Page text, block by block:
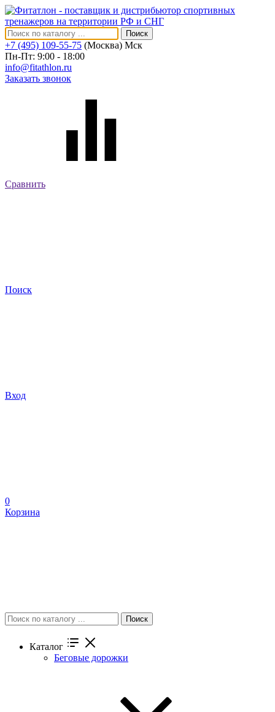
Поиск
+7 (495) 109-55-75 (Москва) Мск
Пн-Пт: 9:00 - 18:00
info@fitathlon.ru
Заказать звонок
Сравнить
Поиск
Вход
0
Корзина
Поиск
Каталог
Беговые дорожки